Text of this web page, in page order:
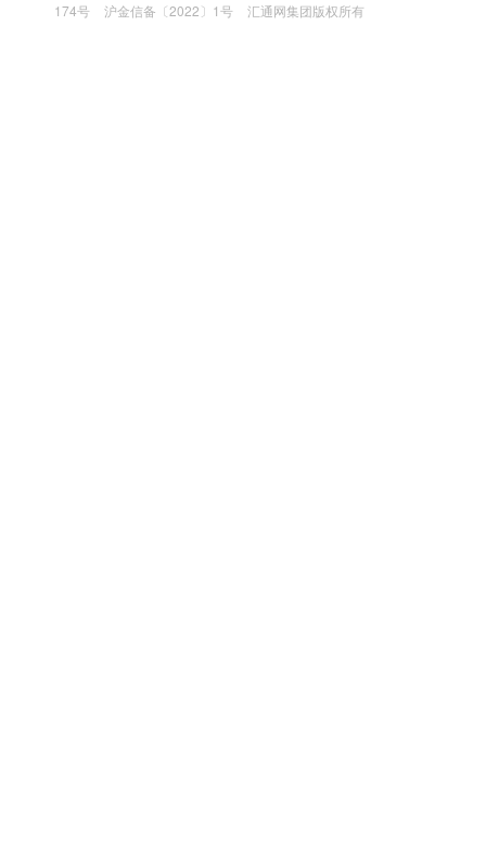
174号
沪金信备〔2022〕1号 汇通网集团版权所有